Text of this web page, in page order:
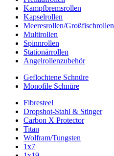
Kampfbremsrollen
Kapselrollen
Meeresrollen/Großfischrollen
Multirollen
Spinnrollen
Stationärrollen
Angelrollenzubehör
Geflochtene Schnüre
Monofile Schnüre
Fibresteel
Dropshot-Stahl & Stinger
Carbon X Protector
Titan
Wolfram/Tungsten
1x7